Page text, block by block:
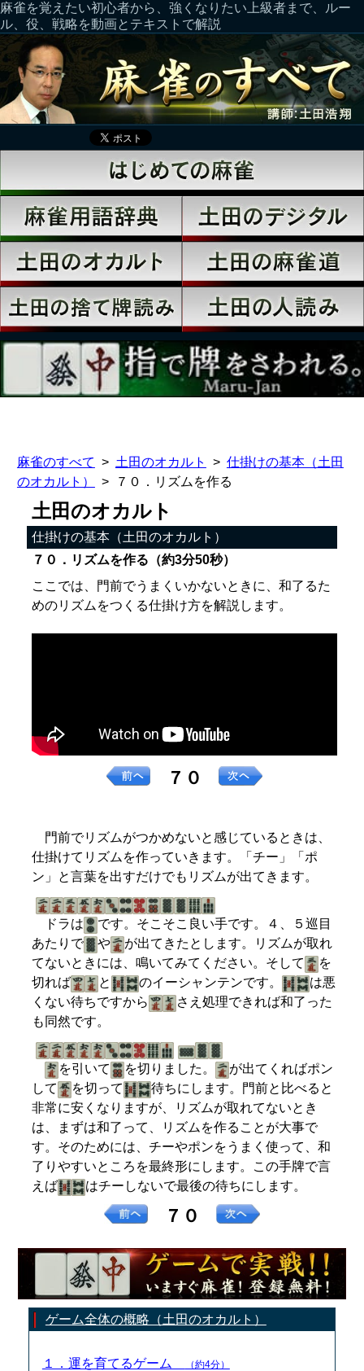
麻雀を覚えたい初心者から、強くなりたい上級者まで、ルー
ル、役、戦略を動画とテキストで解説
麻雀のすべて 土田のオカルト
仕掛けの基本（土田
のオカルト）
７０．リズムを作る
土田のオカルト
仕掛けの基本（土田のオカルト）
７０．リズムを作る（約3分50秒）
ここでは、門前でうまくいかないときに、和了るた
めのリズムをつくる仕掛け方を解説します。
７０
門前でリズムがつかめないと感じているときは、
仕掛けてリズムを作っていきます。「チー」「ポ
ン」と言葉を出すだけでもリズムが出てきます。
ドラは
です。そこそこ良い手です。４、５巡目
あたりで
や
が出てきたとします。リズムが取れ
てないときには、鳴いてみてください。そして
を
切れば
と のイーシャンテンです。
は悪
くない待ちですから
さえ処理できれば和了った
も同然です。
を引いて を切りました。
が出てくればポン
して
を切って
待ちにします。門前と比べると
非常に安くなりますが、リズムが取れてないとき
は、まずは和了って、リズムを作ることが大事で
す。そのためには、チーやポンをうまく使って、和
了りやすいところを最終形にします。この手牌で言
えば
はチーしないで最後の待ちにします。
７０
ゲーム全体の概略（土田のオカルト）
１．運を育てるゲーム （約4分）